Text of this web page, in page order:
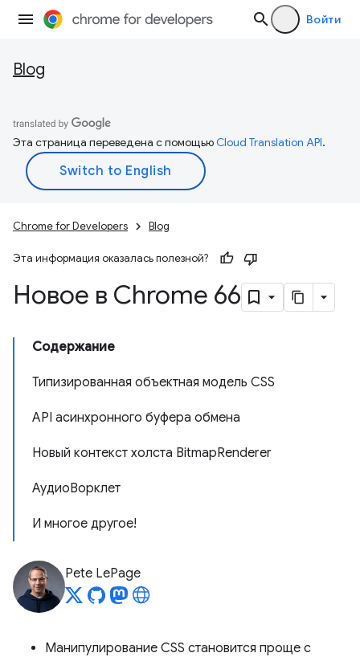
Войти
Blog
Эта страница переведена с помощьюCloud Translation API.
Chrome for Developers Blog
Эта информация оказалась полезной?
Новое в Chrome 66
Содержание
Типизированная объектная модель CSS
API асинхронного буфера обмена
Новый контекст холста BitmapRenderer
АудиоВорклет
И многое другое!
Pete LePage
Манипулирование CSS становится проще с